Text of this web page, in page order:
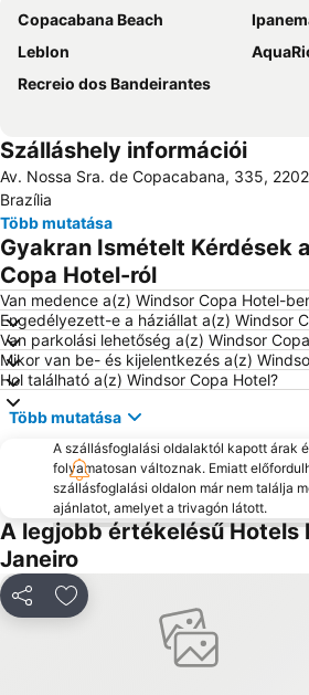
Copacabana Beach
Leblon
Recreio dos Bandeirantes
Szálláshely információi
Av. Nossa Sra. de Copacabana, 335,
Brazília
Több mutatása
Gyakran Ismételt Kérdések
Copa Hotel-ról
Van medence a(z) Windsor Copa Hotel-
Engedélyezett-e a háziállat a(z) Windsor
Van parkolási lehetőség a(z) Windsor
Mikor van be- és kijelentkezés a(z)
Hol található a(z) Windsor Copa Hotel?
Több mutatása
A szállásfoglalási oldalaktól kapott árak
folyamatosan változnak. Emiatt
szállásfoglalási oldalon már nem találja
ajánlatot, amelyet a trivagón látott.
A legjobb értékelésű Hotels
Janeiro
MegosztásHozzáadás a kedvencekhez